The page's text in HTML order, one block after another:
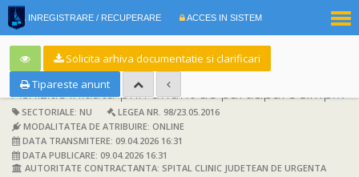
INREGISTRARE / RECUPERARE ACCES IN SISTEM
Solicita arhiva documentatie si clarificari
Tipareste anunt
Achizitie initiata prin anunt de participare simplificat:
SECTORIALE: NU
LEGEA NR. 98/23.05.2016
MODALITATEA DE ATRIBUIRE: ONLINE
DATA TRANSMITERE: 09.04.2026 16:31
DATA PUBLICARE: 09.04.2026 16:31
AUTORITATE CONTRACTANTA: SPITAL CLINIC JUDETEAN DE URGENTA